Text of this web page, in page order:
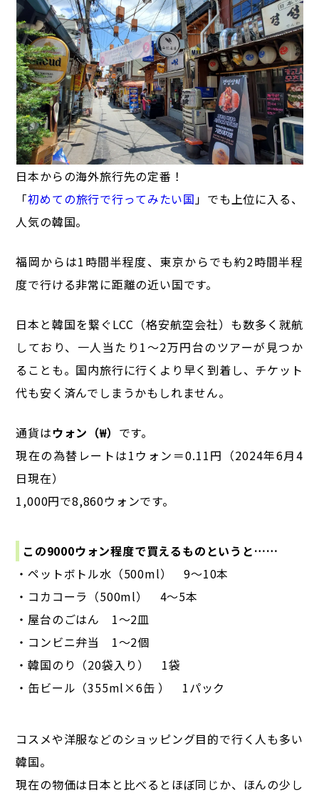
日本からの海外旅行先の定番！
「初めての旅行で行ってみたい国」でも上位に入る、
人気の韓国。
福岡からは1時間半程度、東京からでも約2時間半程
度で行ける非常に距離の近い国です。
日本と韓国を繋ぐLCC（格安航空会社）も数多く就航
しており、一人当たり1～2万円台のツアーが見つか
ることも。国内旅行に行くより早く到着し、チケット
代も安く済んでしまうかもしれません。
通貨はウォン（₩） です。
現在の為替レートは1ウォン＝0.11円（2024年6月4
日現在）
1,000円で8,860ウォンです。
この9000ウォン程度で買えるものというと……
・ペットボトル水（500ml） 9～10本
・コカコーラ（500ml） 4～5本
・屋台のごはん 1～2皿
・コンビニ弁当 1～2個
・韓国のり（20袋入り） 1袋
・缶ビール（355ml×6缶 ） 1パック
コスメや洋服などのショッピング目的で行く人も多い
韓国。
現在の物価は日本と比べるとほぼ同じか、ほんの少し